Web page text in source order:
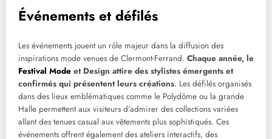
Événements et défilés
Les événements jouent un rôle majeur dans la diffusion des
inspirations mode venues de Clermont-Ferrand. Chaque année, le
Festival Mode et Design attire des stylistes émergents et
confirmés qui présentent leurs créations. Les défilés organisés
dans des lieux emblématiques comme le Polydôme ou la grande
Halle permettent aux visiteurs d’admirer des collections variées
allant des tenues casual aux vêtements plus sophistiqués. Ces
événements offrent également des ateliers interactifs, des